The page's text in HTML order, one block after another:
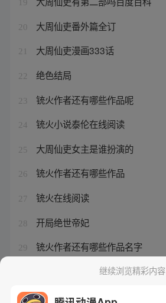
19
20 大周仙吏番外篇全订
21 大周仙吏漫画333话
22 绝色结局
23 铳火作者还有哪些作品呢
24 铳火小说泰伦在线阅读
25 大周仙吏女主是谁扮演的
26 铳火作者还有哪些作品
27 铳火在线阅读
28 开局绝世帝妃
29 铳火作者还有哪些作品名字
大周仙吏三部曲顺序是什么
继续浏览精彩内容